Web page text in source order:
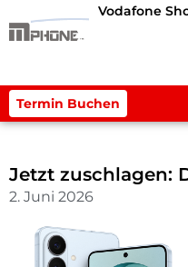
Vodafone
Termin Buchen
Jetzt zuschlagen:
2. Juni 2026